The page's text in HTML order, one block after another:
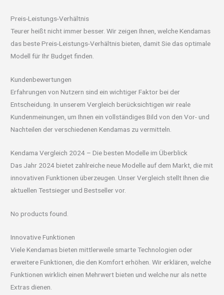
Preis-Leistungs-Verhältnis
Teurer heißt nicht immer besser. Wir zeigen Ihnen, welche Kendamas
das beste Preis-Leistungs-Verhältnis bieten, damit Sie das optimale
Modell für Ihr Budget finden.
Kundenbewertungen
Erfahrungen von Nutzern sind ein wichtiger Faktor bei der
Entscheidung. In unserem Vergleich berücksichtigen wir reale
Kundenmeinungen, um Ihnen ein vollständiges Bild von den Vor- und
Nachteilen der verschiedenen Kendamas zu vermitteln.
Kendama Vergleich 2024 – Die besten Modelle im Überblick
Das Jahr 2024 bietet zahlreiche neue Modelle auf dem Markt, die mit
innovativen Funktionen überzeugen. Unser Vergleich stellt Ihnen die
aktuellen Testsieger und Bestseller vor.
No products found.
Innovative Funktionen
Viele Kendamas bieten mittlerweile smarte Technologien oder
erweitere Funktionen, die den Komfort erhöhen. Wir erklären, welche
Funktionen wirklich einen Mehrwert bieten und welche nur als nette
Extras dienen.